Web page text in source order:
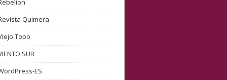
Quimera
Topo
SUR
ES